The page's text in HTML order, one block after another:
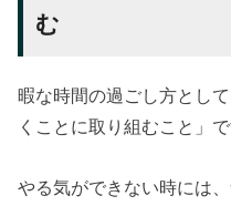
む
暇な時間の過ごし方とし
くことに取り組むこと」で
やる気ができない時には